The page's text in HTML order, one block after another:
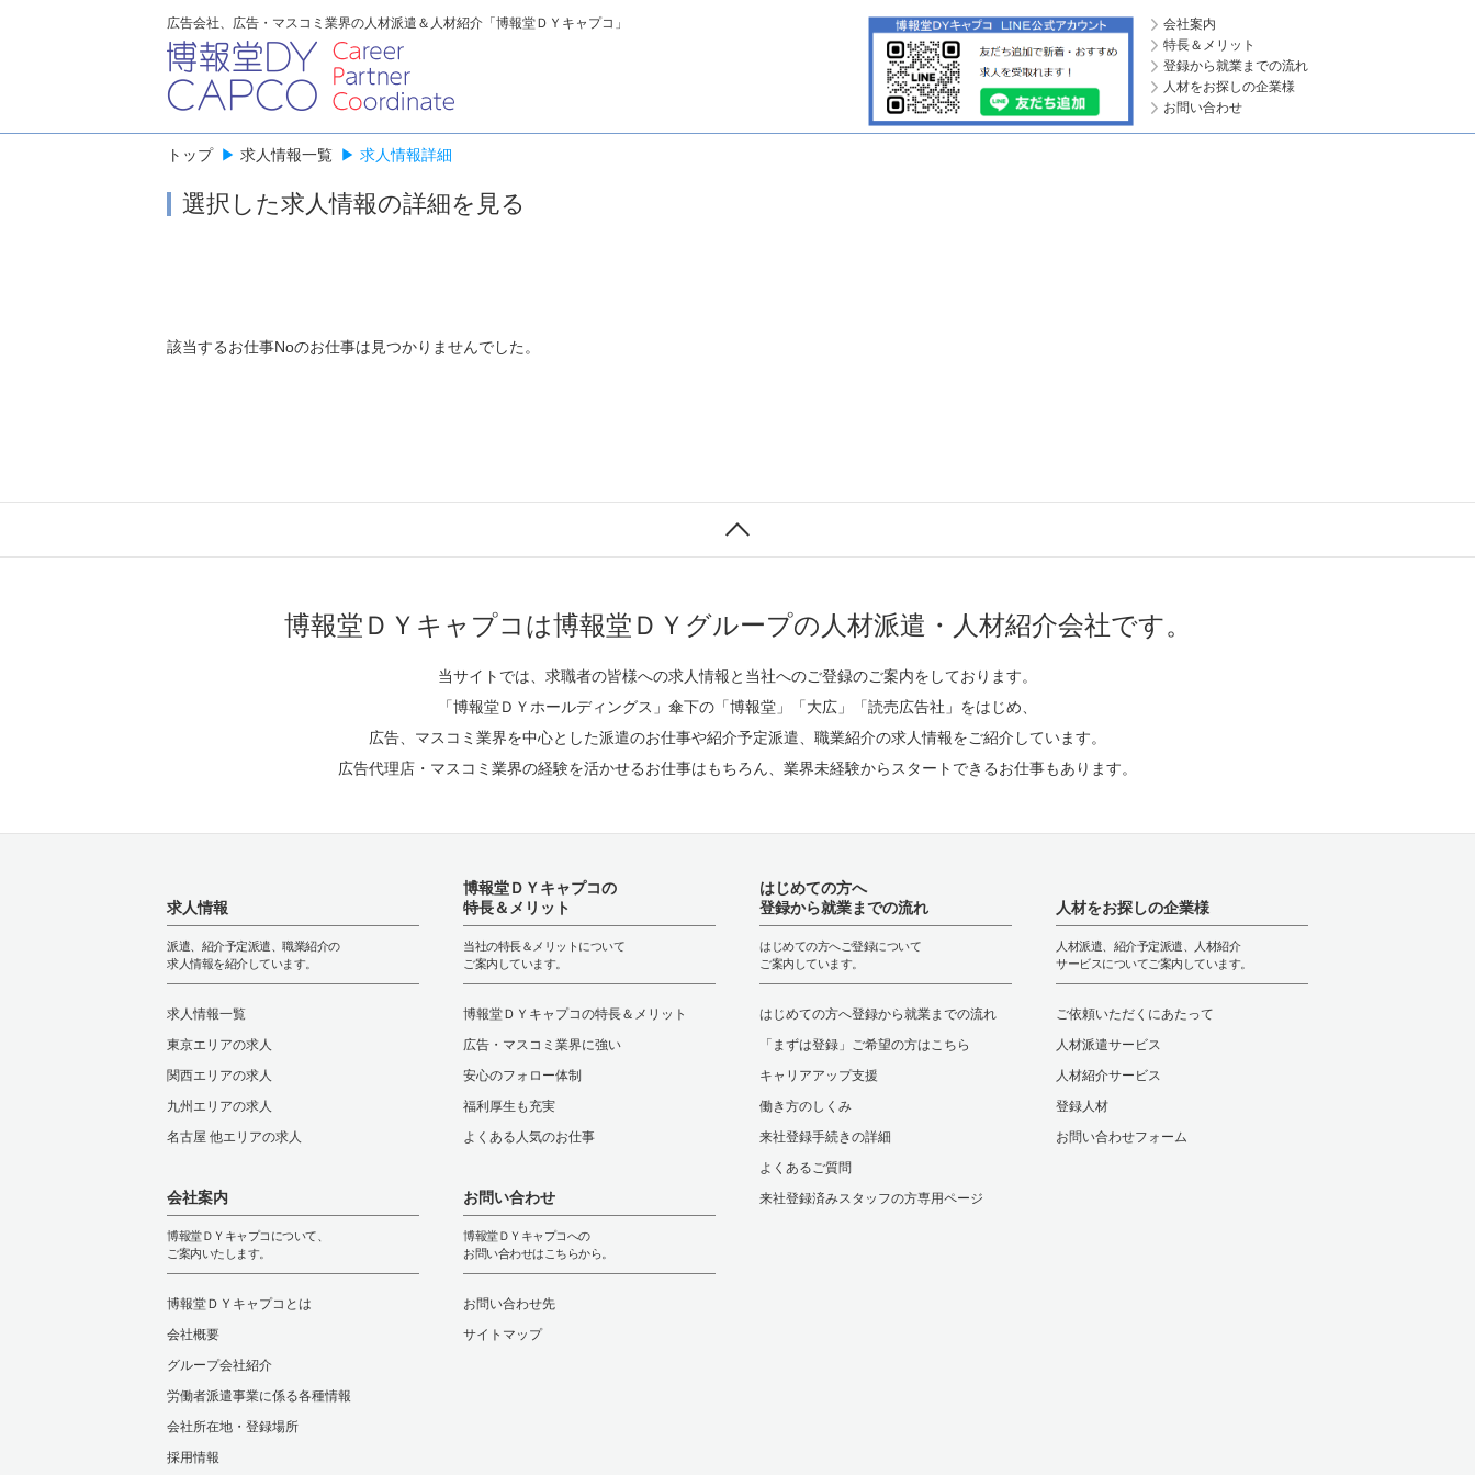
広告会社、広告・マスコミ業界の人材派遣＆人材紹介「博報堂ＤＹキャプコ」
会社案内
特長＆メリット
登録から就業までの流れ
人材をお探しの企業様
お問い合わせ
トップ ▶ 求人情報一覧 ▶ 求人情報詳細
選択した求人情報の詳細を見る
該当するお仕事Noのお仕事は見つかりませんでした。
博報堂ＤＹキャプコは博報堂ＤＹグループの人材派遣・人材紹介会社です。
当サイトでは、求職者の皆様への求人情報と当社へのご登録のご案内をしております。
「博報堂ＤＹホールディングス」傘下の「博報堂」「大広」「読売広告社」をはじめ、
広告、マスコミ業界を中心とした派遣のお仕事や紹介予定派遣、職業紹介の求人情報をご紹介しています。
広告代理店・マスコミ業界の経験を活かせるお仕事はもちろん、業界未経験からスタートできるお仕事もあります。
求人情報
派遣、紹介予定派遣、職業紹介の
求人情報を紹介しています。
求人情報一覧
東京エリアの求人
関西エリアの求人
九州エリアの求人
名古屋 他エリアの求人
会社案内
博報堂ＤＹキャプコについて、
ご案内いたします。
博報堂ＤＹキャプコとは
会社概要
グループ会社紹介
労働者派遣事業に係る各種情報
会社所在地・登録場所
採用情報
博報堂ＤＹキャプコの
特長＆メリット
当社の特長＆メリットについて
ご案内しています。
博報堂ＤＹキャプコの特長＆メリット
広告・マスコミ業界に強い
安心のフォロー体制
福利厚生も充実
よくある人気のお仕事
お問い合わせ
博報堂ＤＹキャプコへの
お問い合わせはこちらから。
お問い合わせ先
サイトマップ
はじめての方へ
登録から就業までの流れ
はじめての方へご登録について
ご案内しています。
はじめての方へ登録から就業までの流れ
「まずは登録」ご希望の方はこちら
キャリアアップ支援
働き方のしくみ
来社登録手続きの詳細
よくあるご質問
来社登録済みスタッフの方専用ページ
人材をお探しの企業様
人材派遣、紹介予定派遣、人材紹介
サービスについてご案内しています。
ご依頼いただくにあたって
人材派遣サービス
人材紹介サービス
登録人材
お問い合わせフォーム